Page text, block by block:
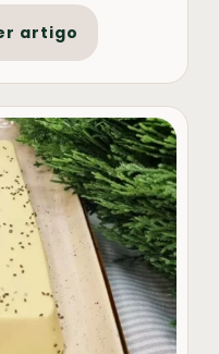
artigo